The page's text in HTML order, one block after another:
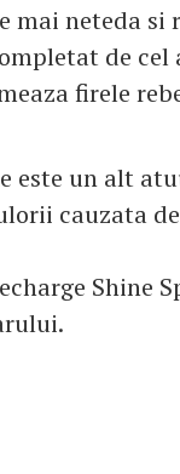
mai neteda
de
firele
este un alt
cauzata
Shine